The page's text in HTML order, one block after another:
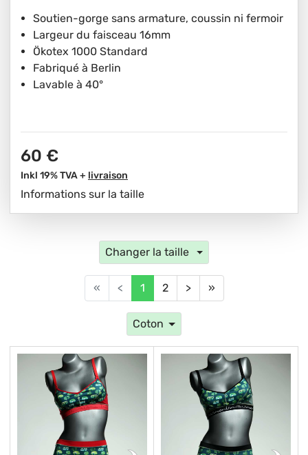
Soutien-gorge sans armature, coussin ni fermoir
Largeur du faisceau 16mm
Ökotex 1000 Standard
Fabriqué à Berlin
Lavable à 40°
60 €
Inkl 19% TVA + livraison
Informations sur la taille
Changer la taille
« < 1 2 > »
Coton